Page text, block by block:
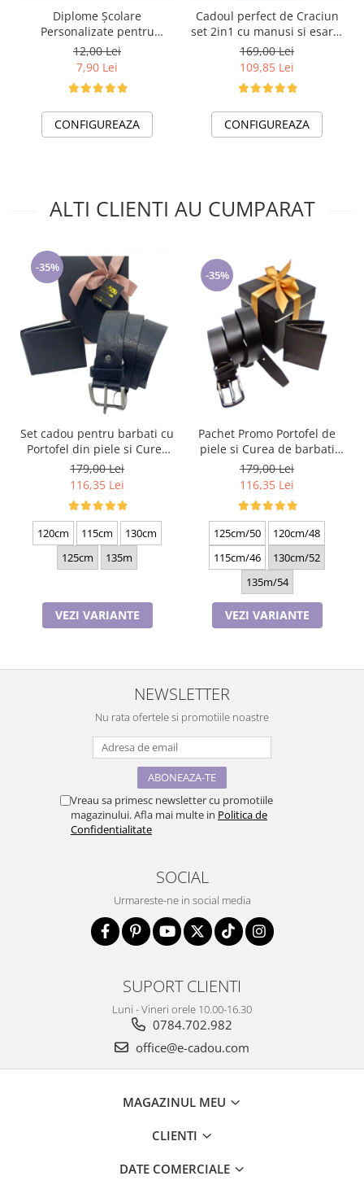
Diplome Școlare
Personalizate pentru
Absolventi de scoala sau
gradinita
12,00 Lei
7,90 Lei
CONFIGUREAZA
Cadoul perfect de Craciun
set 2in1 cu manusi si esarfa
foarte groasa si calduroasa
2523.07.06
169,00 Lei
109,85 Lei
CONFIGUREAZA
ALTI CLIENTI AU CUMPARAT
-35%
Set cadou pentru barbati cu
Portofel din piele si Curea
de barbati, negru 2210-4
179,00 Lei
116,35 Lei
120cm 115cm
130cm
125cm
135m
VEZI VARIANTE
-35%
Pachet Promo Portofel de
piele si Curea de barbati
neagra C130N-1881.4
179,00 Lei
116,35 Lei
125cm/50
120cm/48
115cm/46
130cm/52
135m/54
VEZI VARIANTE
NEWSLETTER
Nu rata ofertele si promotiile noastre
Vreau sa primesc newsletter cu promotiile
magazinului. Afla mai multe in Politica de
Confidentialitate
SOCIAL
Urmareste-ne in social media
SUPORT CLIENTI
Luni - Vineri orele 10.00-16.30
0784.702.982
office@e-cadou.com
MAGAZINUL MEU
CLIENTI
DATE COMERCIALE